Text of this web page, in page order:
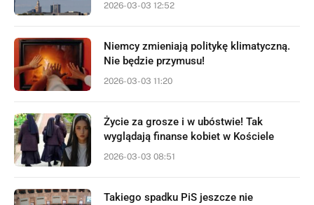
2026-03-03 12:52
Niemcy zmieniają politykę klimatyczną.
Nie będzie przymusu!
2026-03-03 11:20
Życie za grosze i w ubóstwie! Tak
wyglądają finanse kobiet w Kościele
2026-03-03 08:51
Takiego spadku PiS jeszcze nie